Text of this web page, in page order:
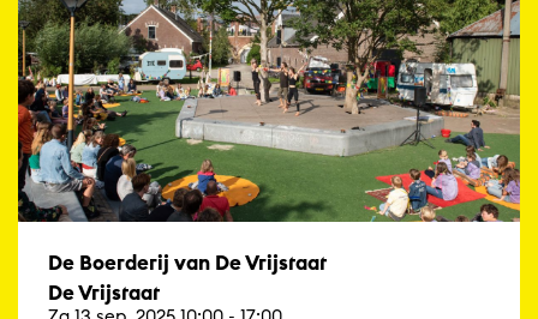
De Boerderij van De Vrijstaat
De Vrijstaat